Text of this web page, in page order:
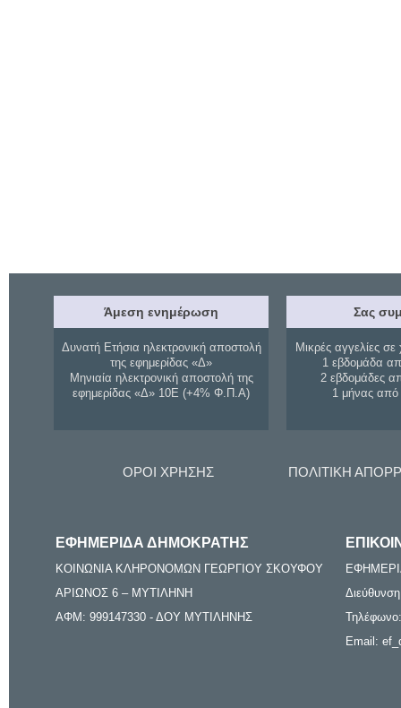
Άμεση ενημέρωση
Δυνατή Ετήσια ηλεκτρονική αποστολή
της εφημερίδας «Δ»
Μηνιαία ηλεκτρονική αποστολή της
εφημερίδας «Δ» 10Ε (+4% Φ.Π.Α)
Σας
Μικρές αγγελίες σε
1 εβδομάδα
2 εβδομάδες
1 μήνας
ΟΡΟΙ ΧΡΗΣΗΣ ΠΟΛΙΤΙΚΗ
ΕΦΗΜΕΡΙΔΑ ΔΗΜΟΚΡΑΤΗΣ
ΚΟΙΝΩΝΙΑ ΚΛΗΡΟΝΟΜΩΝ ΓΕΩΡΓΙΟΥ ΣΚΟΥΦΟΥ
ΑΡΙΩΝΟΣ 6 – ΜΥΤΙΛΗΝΗ
ΑΦΜ: 999147330 - ΔΟΥ ΜΥΤΙΛΗΝΗΣ
Email: